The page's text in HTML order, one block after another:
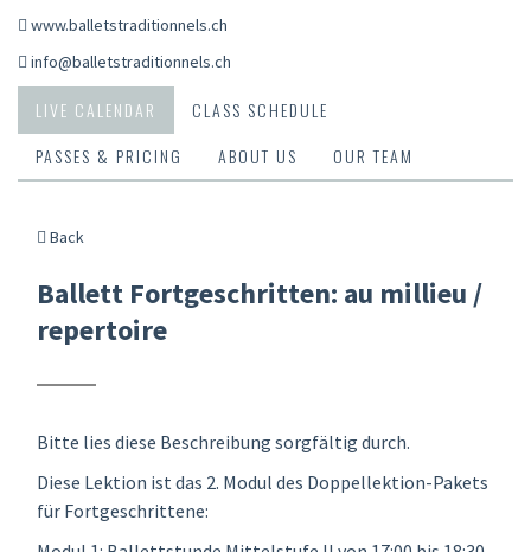
www.balletstraditionnels.ch
info@balletstraditionnels.ch
LIVE CALENDAR
CLASS SCHEDULE
PASSES & PRICING
ABOUT US OUR TEAM
Back
Ballett Fortgeschritten: au millieu /
repertoire
Bitte lies diese Beschreibung sorgfältig durch.
Diese Lektion ist das 2. Modul des Doppellektion-Pakets
für Fortgeschrittene: